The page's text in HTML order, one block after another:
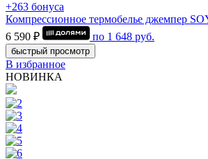
+263 бонуса
Компрессионное термобелье джемпер
6 590 ₽
по 1 648 руб.
быстрый просмотр
В избранное
НОВИНКА